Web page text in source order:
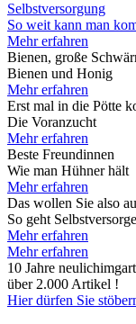
Selbstversorgung
So weit kann man
Mehr erfahren
Bienen, große
Bienen und Honig
Mehr erfahren
Erst mal in die Pötte
Die Voranzucht
Mehr erfahren
Beste Freundinnen
Wie man Hühner hält
Mehr erfahren
Das wollen Sie also
So geht
Mehr erfahren
Mehr erfahren
10 Jahre
über 2.000 Artikel !
Hier dürfen Sie